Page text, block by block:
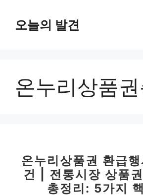
오늘의 발견
온누리상품
온누리상품권 환급
건 | 전통시장 상품권
총정리: 5가지